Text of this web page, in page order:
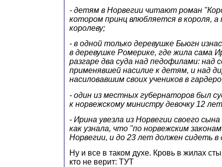
- детям в Норвегии читают роман
котором принц влюбляется в короля, а
королеву;
- в одной только деревушке Бьюгн
в деревушке Ромерике, где жила сама
разгаре два суда над педофилами: над
применявшей насилие к детям, и над
насиловавшим своих учеников в
- один из местных губернаторов был
к норвежскому министру девочку 12
- Ирина увезла из Норвегии своего
как узнала, что "по норвежским
Норвегии, и до 23 лет должен сидеть
Ну и все в таком духе. Кровь в жилах
кто не верит: ТУТ